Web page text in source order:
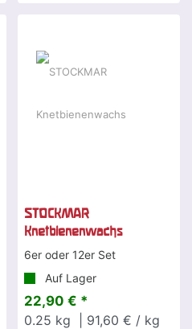
STOCKMAR
Knetbienenwachs
6er oder 12er Set
Auf Lager
22,90 € *
0.25 kg | 91,60 € / kg